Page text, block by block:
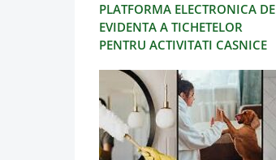
PLATFORMA ELECTRONICA DE
EVIDENTA A TICHETELOR
PENTRU ACTIVITATI CASNICE